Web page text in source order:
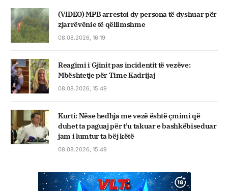
(VIDEO) MPB arrestoi dy persona të dyshuar për
zjarrëvënie të qëllimshme
08.08.2026, 16:19
Reagimi i Gjinit pas incidentit të vezëve:
Mbështetje për Time Kadrijaj
08.08.2026, 15:49
Kurti: Nëse hedhja me vezë është çmimi që
duhet ta paguaj për t’u takuar e bashkëbiseduar
jam i lumtur ta bëj këtë
08.08.2026, 15:49